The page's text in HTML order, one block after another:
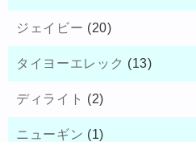
ジェイビー (20)
タイヨーエレック (13)
ディライト (2)
ニューギン (1)